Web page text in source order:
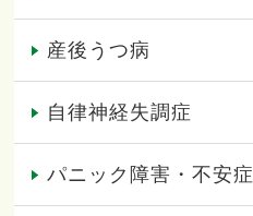
産後うつ病
自律神経失調症
パニック障害・不安症